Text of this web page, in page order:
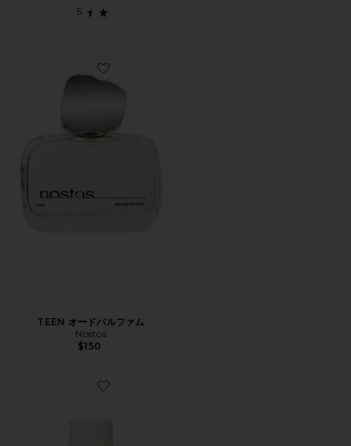
Favorite TEEN オードパルファム
TEEN オードパルファム
Nostos
$150
Favorite MIAMI SPLIT オードパルファム